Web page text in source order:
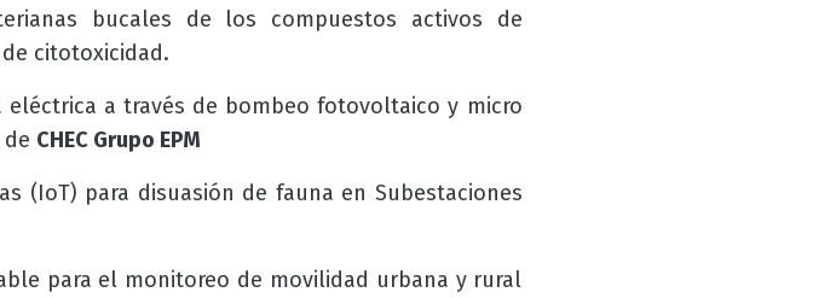
bucales de los compuestos activos de
citotoxicidad.
a través de bombeo fotovoltaico y micro
CHEC Grupo EPM
(IoT) para disuasión de fauna en Subestaciones
para el monitoreo de movilidad urbana y rural